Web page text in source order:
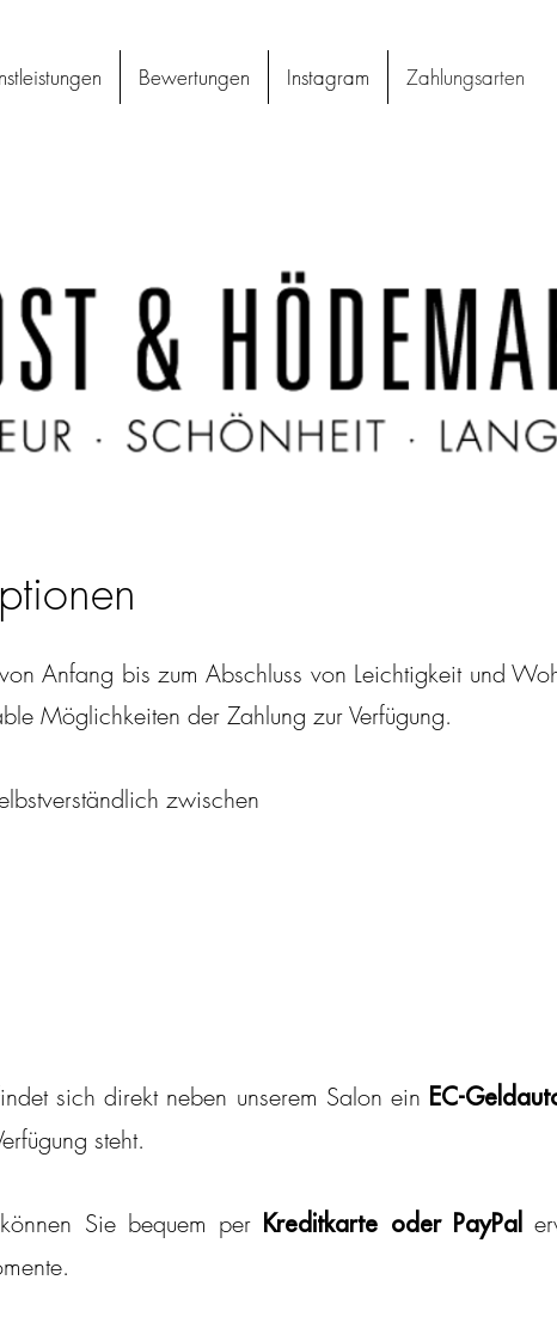
Bewertungen Instagram Zahlungsarten
Anfang bis zum Abschluss von Leichtigkeit und
Möglichkeiten der Zahlung zur Verfügung.
zwischen
sich direkt neben unserem Salon ein EC-
steht.
können Sie bequem per Kreditkarte oder PayPal